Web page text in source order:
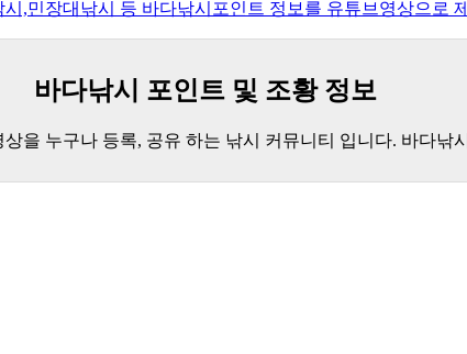
,민장대낚시 등 바다낚시포인트 정보를 유튜브영상으로
바다낚시 포인트 및 조황 정보
을 누구나 등록, 공유 하는 낚시 커뮤니티 입니다. 바다낚